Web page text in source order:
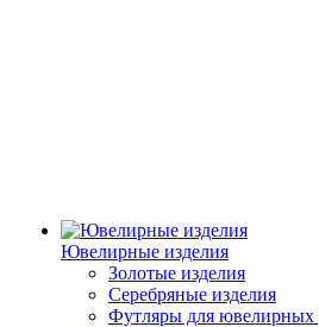
Ювелирные изделия
Золотые изделия
Серебряные изделия
Футляры для ювелирных